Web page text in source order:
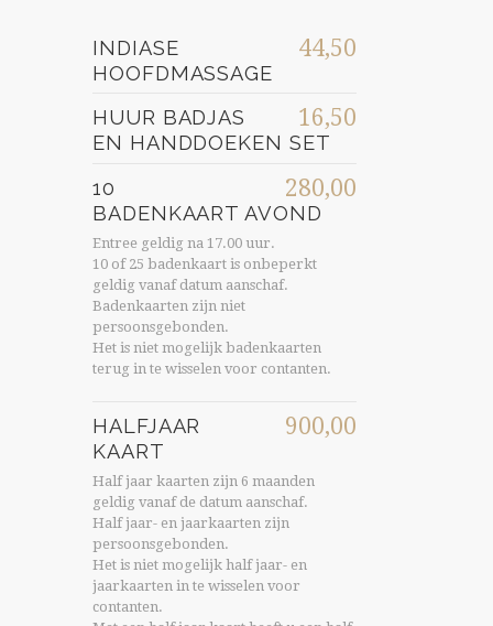
44,50
INDIASE
HOOFDMASSAGE
16,50
HUUR BADJAS
EN HANDDOEKEN SET
280,00
10
BADENKAART AVOND
Entree geldig na 17.00 uur.
10 of 25 badenkaart is onbeperkt
geldig vanaf datum aanschaf.
Badenkaarten zijn niet
persoonsgebonden.
Het is niet mogelijk badenkaarten
terug in te wisselen voor contanten.
900,00
HALFJAAR
KAART
Half jaar kaarten zijn 6 maanden
geldig vanaf de datum aanschaf.
Half jaar- en jaarkaarten zijn
persoonsgebonden.
Het is niet mogelijk half jaar- en
jaarkaarten in te wisselen voor
contanten.